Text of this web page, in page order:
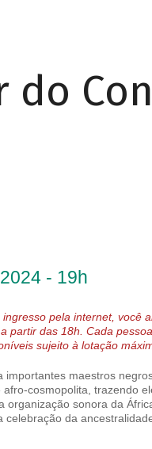
do
- 19h
pela internet, você
partir das 18h. Cada
sujeito à lotação
maestros
cosmopolita, trazendo
sonora da
da